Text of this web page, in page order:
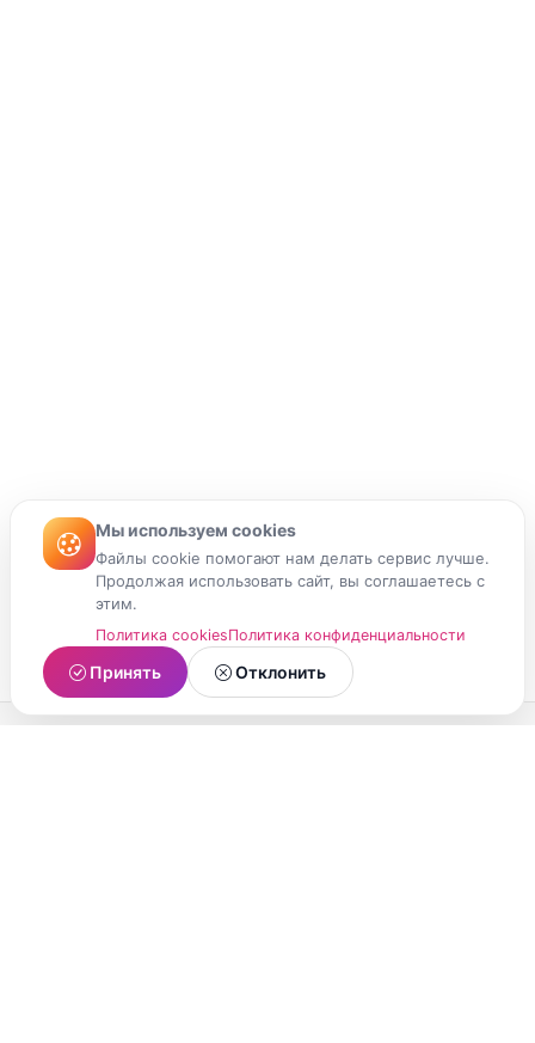
Мы используем cookies
Файлы cookie помогают нам делать сервис лучше.
Продолжая использовать сайт, вы соглашаетесь с
этим.
Политика cookiesПолитика конфиденциальности
Принять Отклонить